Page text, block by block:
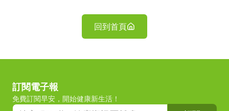
回到首頁
訂閱電子報
免費訂閱早安，開始健康新生活！